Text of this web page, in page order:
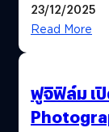
23/12/2025
Read More
ฟูจิฟิล์ม เปิ